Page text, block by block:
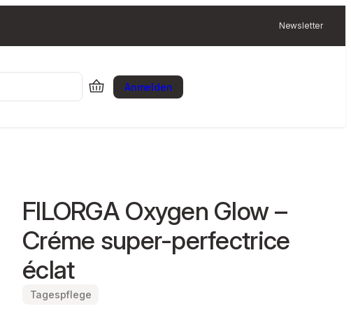
Newsletter
Anmelden
FILORGA Oxygen Glow –
Créme super-perfectrice
éclat
Tagespflege